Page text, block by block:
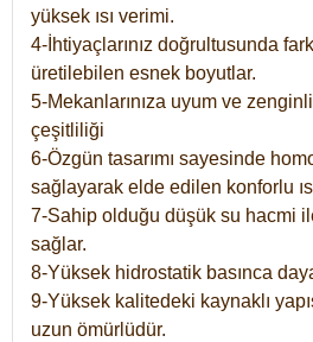
yüksek ısı verimi.
4-İhtiyaçlarınız doğrultusunda
üretilebilen esnek boyutlar.
5-Mekanlarınıza uyum ve
çeşitliliği
6-Özgün tasarımı sayesinde
sağlayarak elde edilen konforlu
7-Sahip olduğu düşük su hacmi
sağlar.
8-Yüksek hidrostatik basınca
9-Yüksek kalitedeki kaynaklı
uzun ömürlüdür.